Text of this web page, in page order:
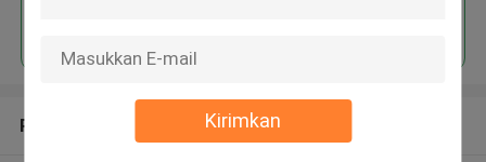
Kirimkan
Rekomendasi Produk